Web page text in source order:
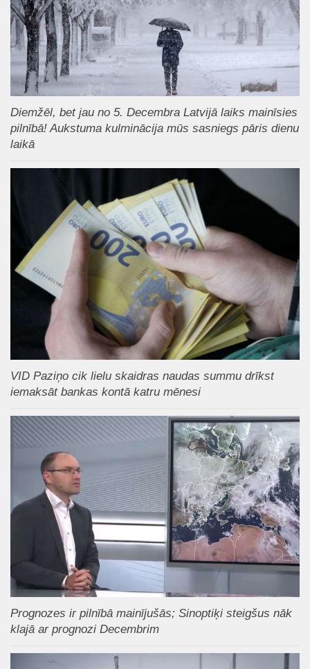
Diemžēl, bet jau no 5. Decembra Latvijā laiks mainīsies
pilnībā! Aukstuma kulminācija mūs sasniegs pāris dienu
laikā
VID Paziņo cik lielu skaidras naudas summu drīkst
iemaksāt bankas kontā katru mēnesi
Prognozes ir pilnībā mainījušās; Sinoptiķi steigšus nāk
klajā ar prognozi Decembrim